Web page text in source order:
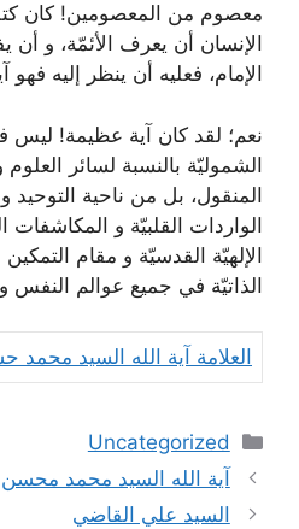
معصوم من المعصومين! كان
الإنسان أن يعرف الأئمّة، و
الإمام، فعليه أن ينظر إليه فهو
نعم؛ لقد كان آية عظيمة! ليس
الشموليّة بالنسبة لسائر
المنقول، بل من ناحية التوحيد
الواردات القلبيّة و المكاشفات
الإلهيّة القدسيّة و مقام
الذاتيّة في جميع عوالم النفس و
العلامة آية الله السيد محمد
دسته‌ها
Uncategorized
ناوبری
نوشته‌ها
آية الله السيد محمد
السيد علي القاضي